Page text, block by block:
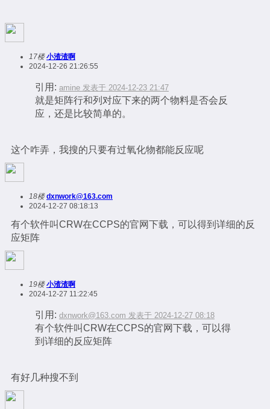
17楼 小渣渣啊
2024-12-26 21:26:55
引用: amine 发表于 2024-12-23 21:47
就是矩阵行和列对应下来的两个物料是否会反
应，还是比较简单的。
这个咋弄，我搜的只要有过氧化物都能反应呢
18楼 dxnwork@163.com
2024-12-27 08:18:13
有个软件叫CRW在CCPS的官网下载，可以得到详细的反
应矩阵
19楼 小渣渣啊
2024-12-27 11:22:45
引用: dxnwork@163.com 发表于 2024-12-27 08:18
有个软件叫CRW在CCPS的官网下载，可以得
到详细的反应矩阵
有好几种搜不到